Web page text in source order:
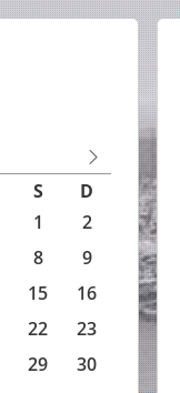
M
Se
gu
in
S
D
1
2
8
9
15
16
22
23
29
30